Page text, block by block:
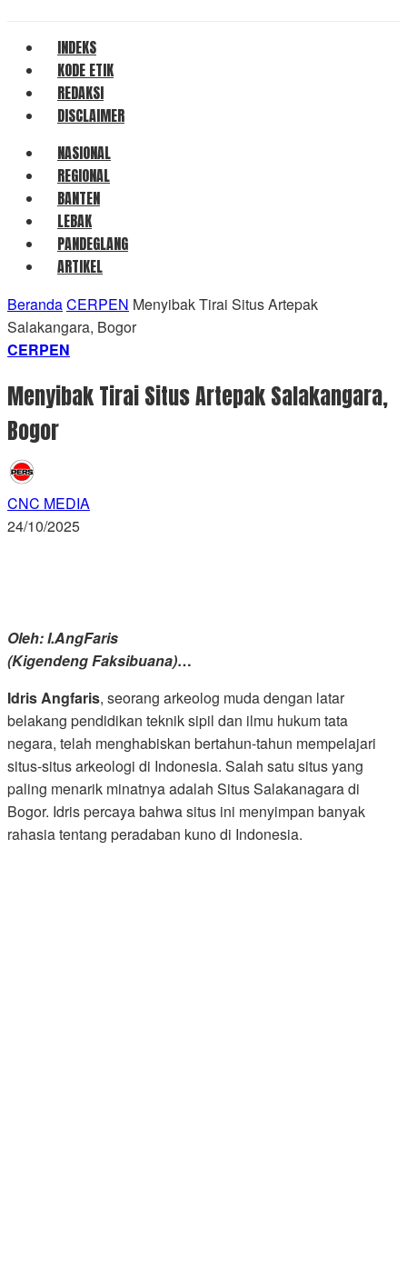
INDEKS
KODE ETIK
REDAKSI
DISCLAIMER
NASIONAL
REGIONAL
BANTEN
LEBAK
PANDEGLANG
ARTIKEL
BerandaCERPEN Menyibak Tirai Situs Artepak
Salakangara, Bogor
CERPEN
Menyibak Tirai Situs Artepak Salakangara,
Bogor
CNC MEDIA
24/10/2025
Oleh: I.AngFaris
(Kigendeng Faksibuana)…
Idris Angfaris, seorang arkeolog muda dengan latar
belakang pendidikan teknik sipil dan ilmu hukum tata
negara, telah menghabiskan bertahun-tahun mempelajari
situs-situs arkeologi di Indonesia. Salah satu situs yang
paling menarik minatnya adalah Situs Salakanagara di
Bogor. Idris percaya bahwa situs ini menyimpan banyak
rahasia tentang peradaban kuno di Indonesia.